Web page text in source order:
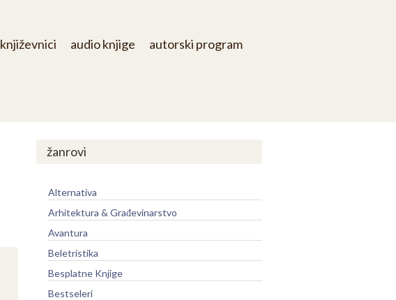
književnici audio knjige autorski program
žanrovi
Alternativa
Arhitektura & Građevinarstvo
Avantura
Beletristika
Besplatne Knjige
Bestseleri